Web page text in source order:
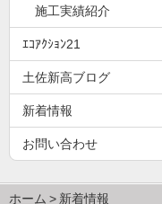
施工実績紹介
ｴｺｱｸｼｮﾝ21
土佐新高ブログ
新着情報
お問い合わせ
ホーム 新着情報